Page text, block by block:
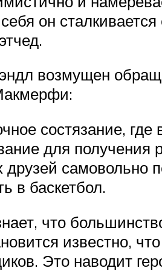
он
возмущен
состязание,
для
самовольно
в баскетбол.
что
известно,
Это наводит